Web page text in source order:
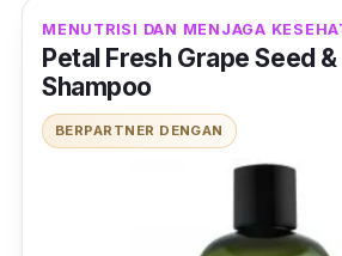
MENUTRISI DAN MENJAGA
Petal Fresh Grape Seed
Shampoo
BERPARTNER DENGAN